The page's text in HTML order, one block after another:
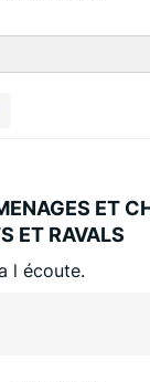
ET
ET RAVALS
l écoute.